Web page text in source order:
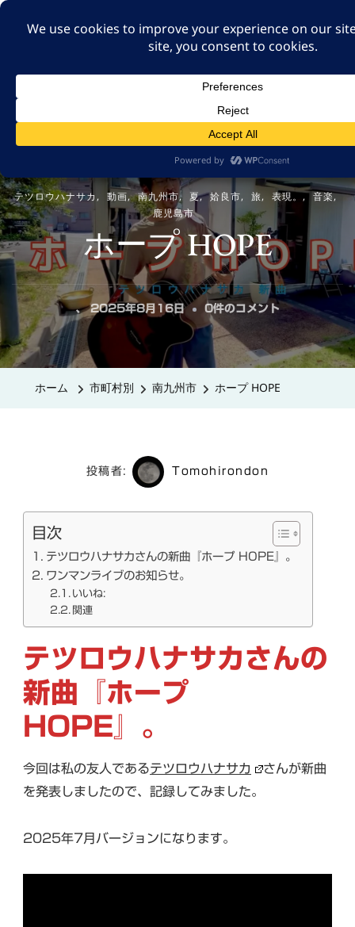
A GUT FEELING 7TH
身近な旅の記録や記憶、たまには思ったことも残そ
テツロウハナサカ 動画 南九州市 夏 姶良市 旅 表現。
音楽
鹿児島市
ホープ HOPE
、2025年8月16日 ホ
ー
プ
0件のコメント
ホーム 市町村別 南九州市 ホープ HOPE
投稿者: Tomohirondon
目次
テツロウハナサカさんの新曲『ホープ HOPE』。
ワンマンライブのお知らせ。
いいね:
関連
テツロウハナサカさんの
新曲『ホープ
HOPE』。
今回は私の友人であるテツロウハナサカ
さんが新曲
を発表しましたので、記録してみました。
2025年7月バージョンになります。